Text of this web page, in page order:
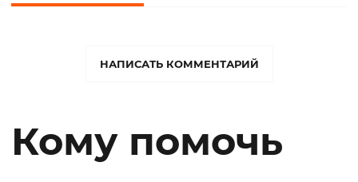
молодыми учёными в рамках Виртуальной
образования. И часть пенсии уходит на
НАПИСАТЬ КОММЕНТАРИЙ
Кому помочь